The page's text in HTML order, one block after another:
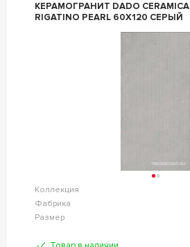
КЕРАМОГРАНИТ DADO CERAMICA
RIGATINO PEARL 60X120 СЕРЫЙ
Коллекция
Фабрика
Размер